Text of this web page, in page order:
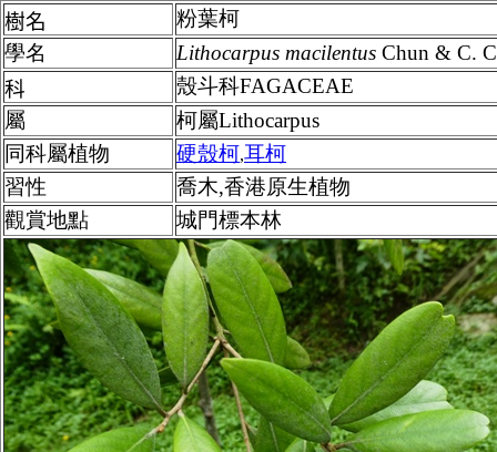
樹名
粉葉柯
學名
Lithocarpus macilentus Chun & C.
科
殼斗科FAGACEAE
屬
柯屬Lithocarpus
同科屬植物
硬殼柯,耳柯
習性
喬木,香港原生植物
觀賞地點
城門標本林